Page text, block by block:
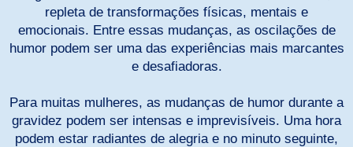
repleta de transformações físicas, mentais e
emocionais. Entre essas mudanças, as oscilações de
humor podem ser uma das experiências mais marcantes
e desafiadoras.
Para muitas mulheres, as mudanças de humor durante a
gravidez podem ser intensas e imprevisíveis. Uma hora
podem estar radiantes de alegria e no minuto seguinte,